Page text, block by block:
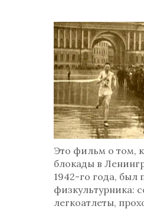
Это фильм о том,
блокады в
1942-го года, был
физкультурника:
легкоатлеты,